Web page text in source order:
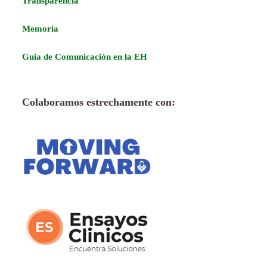
Memoria
Guia de Comunicación en la EH
Colaboramos estrechamente con: